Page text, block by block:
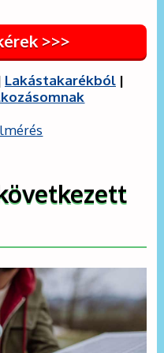
>>>
Lakástakarékból|